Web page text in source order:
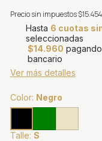
Precio sin impuestos$15.454
Hasta 6 cuotas
seleccionadas
$14.960
bancario
Ver más detalles
Color: Negro
Talle: S